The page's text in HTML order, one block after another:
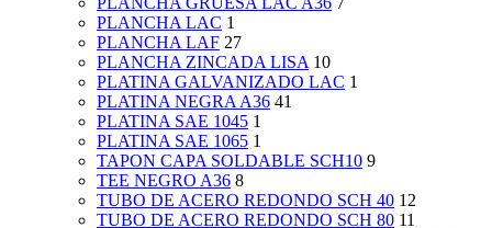
PLANCHA LAC 1
PLANCHA LAF 27
PLANCHA ZINCADA LISA 10
PLATINA GALVANIZADO LAC 1
PLATINA NEGRA A36 41
PLATINA SAE 1045 1
PLATINA SAE 1065 1
TAPON CAPA SOLDABLE SCH10 9
TEE NEGRO A36 8
TUBO DE ACERO REDONDO SCH 40 12
TUBO DE ACERO REDONDO SCH 80 11